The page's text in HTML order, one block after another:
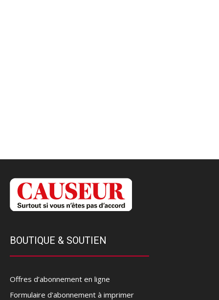
BOUTIQUE & SOUTIEN
Offres d’abonnement en ligne
Formulaire d'abonnement à imprimer